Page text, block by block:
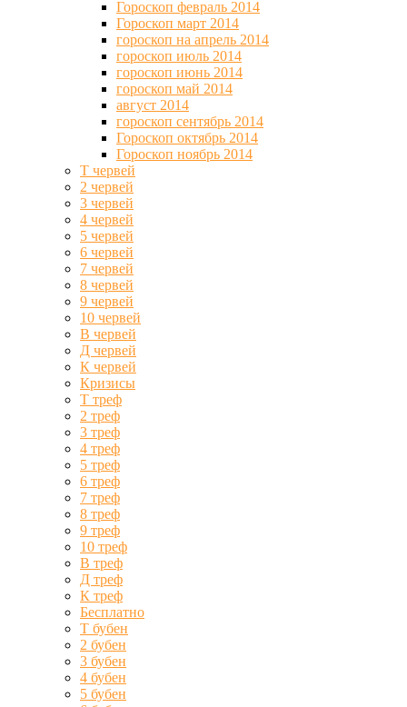
Гороскоп февраль 2014
Гороскоп март 2014
гороскоп на апрель 2014
гороскоп июль 2014
гороскоп июнь 2014
гороскоп май 2014
август 2014
гороскоп сентябрь 2014
Гороскоп октябрь 2014
Гороскоп ноябрь 2014
Т червей
2 червей
3 червей
4 червей
5 червей
6 червей
7 червей
8 червей
9 червей
10 червей
В червей
Д червей
К червей
Кризисы
Т треф
2 треф
3 треф
4 треф
5 треф
6 треф
7 треф
8 треф
9 треф
10 треф
В треф
Д треф
К треф
Бесплатно
Т бубен
2 бубен
3 бубен
4 бубен
5 бубен